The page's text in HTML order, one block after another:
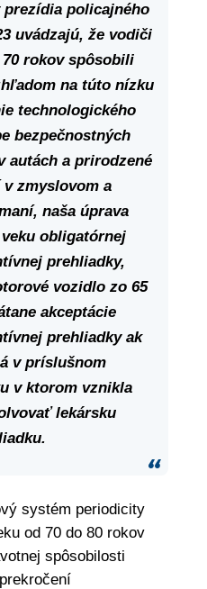
prezídia policajného
uvádzajú, že vodiči
70 rokov spôsobili
na túto nízku
technologického
bezpečnostných
autách a prirodzené
v zmyslovom a
naša úprava
veku obligatórnej
prehliadky,
vozidlo zo 65
akceptácie
prehliadky ak
v príslušnom
v ktorom vznikla
lekársku
systém periodicity
od 70 do 80 rokov
spôsobilosti